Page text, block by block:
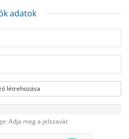
adatok
létrehozása
Adja meg a jelszavát